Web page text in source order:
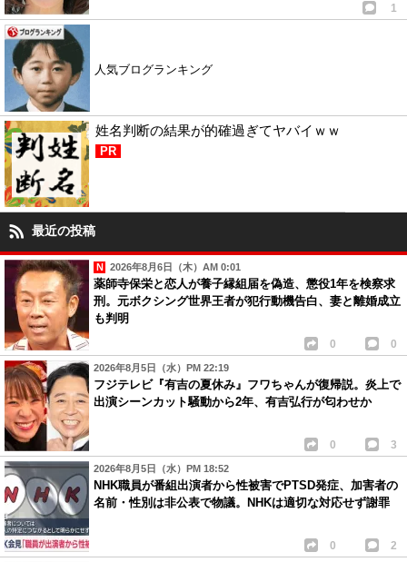
1
人気ブログランキング
姓名判断の結果が的確過ぎてヤバイｗｗ
PR
最近の投稿
2026年8月6日（木）AM 0:01
薬師寺保栄と恋人が養子縁組届を偽造、懲役1年を検察求
刑。元ボクシング世界王者が犯行動機告白、妻と離婚成立
も判明
0 0
2026年8月5日（水）PM 22:19
フジテレビ『有吉の夏休み』フワちゃんが復帰説。炎上で
出演シーンカット騒動から2年、有吉弘行が匂わせか
0 3
2026年8月5日（水）PM 18:52
NHK職員が番組出演者から性被害でPTSD発症、加害者の
名前・性別は非公表で物議。NHKは適切な対応せず謝罪
0 2